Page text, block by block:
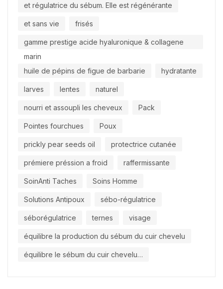
et régulatrice du sébum. Elle est régénérante
et sans vie frisés
gamme prestige acide hyaluronique & collagene
marin
huile de pépins de figue de barbarie
hydratante
larves lentes naturel
nourri et assoupli les cheveux Pack
Pointes fourchues Poux
prickly pear seeds oil protectrice cutanée
prémiere préssion a froid raffermissante
SoinAnti Taches Soins Homme
Solutions Antipoux sébo-régulatrice
séborégulatrice ternes visage
équilibre la production du sébum du cuir chevelu
équilibre le sébum du cuir chevelu…